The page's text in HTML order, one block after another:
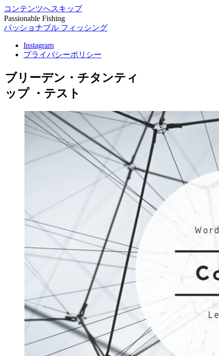
コンテンツへスキップ
Passionable Fishing
パッショナブル フィッシング
Instagram
プライバシーポリシー
ブリーデン・チタンティ
ップ ・テスト